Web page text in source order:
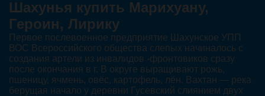
Шахунья купить Марихуану,
Героин, Лирику
Первое послевоенное предприятие Шахунское УПП
ВОС Всероссийского общества слепых начиналось с
создания артели из инвалидов -фронтовиков сразу
после окончания в г. В округе выращивают рожь,
пшеницу, ячмень, овёс, картофель, лён. Вахтан — река
берущая начало у деревни Гусевский слиянием двух